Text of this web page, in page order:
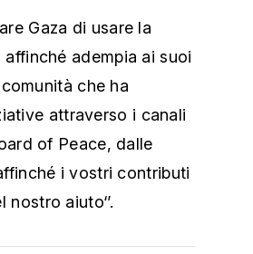
Gaza di usare la
adempia ai suoi
che ha
attraverso i canali
of Peace, dalle
i vostri contributi
aiuto‘’.